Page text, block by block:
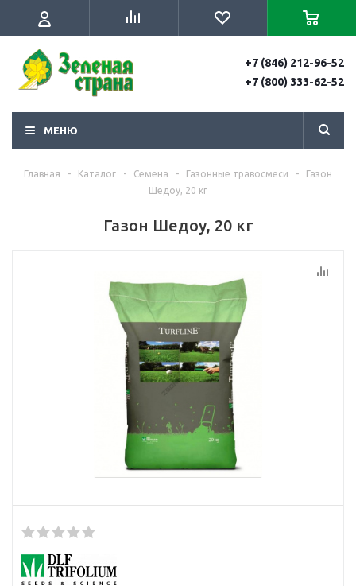
+7 (846) 212-96-52
+7 (800) 333-62-52
МЕНЮ
Главная - Каталог - Семена - Газонные травосмеси -
Газон
Шедоу, 20 кг
Газон Шедоу, 20 кг